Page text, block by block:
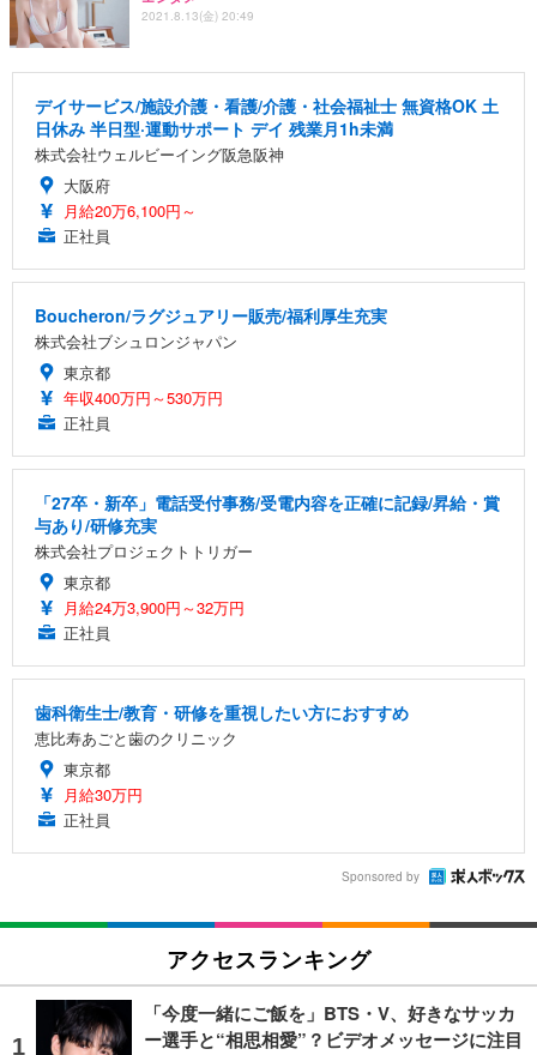
2021.8.13(金) 20:49
デイサービス/施設介護・看護/介護・社会福祉士 無資格OK 土
日休み 半日型·運動サポート デイ 残業月1h未満
株式会社ウェルビーイング阪急阪神
大阪府
月給20万6,100円～
正社員
Boucheron/ラグジュアリー販売/福利厚生充実
株式会社ブシュロンジャパン
東京都
年収400万円～530万円
正社員
「27卒・新卒」電話受付事務/受電内容を正確に記録/昇給・賞
与あり/研修充実
株式会社プロジェクトトリガー
東京都
月給24万3,900円～32万円
正社員
歯科衛生士/教育・研修を重視したい方におすすめ
恵比寿あごと歯のクリニック
東京都
月給30万円
正社員
Sponsored by
アクセスランキング
「今度一緒にご飯を」BTS・V、好きなサッカ
ー選手と“相思相愛”？ビデオメッセージに注目